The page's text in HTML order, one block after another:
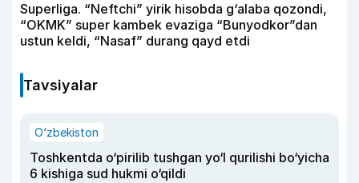
Superliga. “Neftchi” yirik hisobda g‘alaba qozondi,
“OKMK” super kambek evaziga “Bunyodkor”dan
ustun keldi, “Nasaf” durang qayd etdi
Tavsiyalar
O‘zbekiston
Toshkentda o‘pirilib tushgan yo‘l qurilishi bo‘yicha
6 kishiga sud hukmi o‘qildi